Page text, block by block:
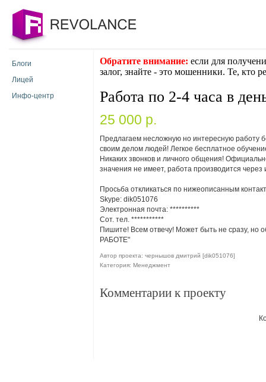
Блоги
Лицей
Инфо-центр
Обратите внимание: если для
залог, знайте - это мошенники. Те, кто
Работа по 2-4 часа в
25 000 p.
Предлагаем несложную но интересную работу
своим делом людей! Легкое бесплатное
Никаких звонков и личного общения!
значения не имеет, работа производится через
Просьба откликаться по нижеописанным
Skype: dik051076
Электронная почта: **********
Сот. тел. ***********
Пишите! Всем отвечу! Может быть не сразу, но
РАБОТЕ"
Автор проекта: чернышов дмитрий [dik051076]
Категория: Менеджмент
Комментарии к проекту